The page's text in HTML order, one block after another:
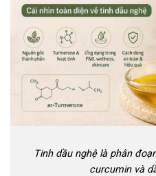
Tinh dầu nghệ là phân
curcumin và